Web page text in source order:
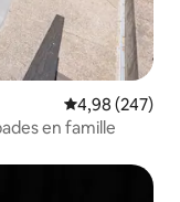
Évaluation
4,98 (247)
en famille